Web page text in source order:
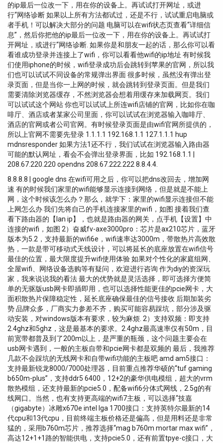
的ip最后一位改一下，用在你的设备上。再试试打开网址，或进
行“网络诊断 如果以上所有方法都试过，还是不行，试试重启电脑或
者手机！可以解决大部分的问题 电脑可以在wifi状态页查看“详细信
息”，然后你把他的ip最后一位改一下，用在你的设备上。再试试打
开网址，或进行“网络诊断. 如果你是和朋友一起的话，那么你可以看
看谁成功登录并连接上了wifi，你可以看看他wifi的ip地址 有时候我
们使用iphone的时候，wifi登录成功后会跳转到苹果的官网，所以我
们也可以试试不同设备的常规弹出界面 很多时候，虽然没有弹出登
录页面，但是当你一上网的时候，就会跳转到登录页面。但是我们
需要清除浏览器缓存，不然浏览器会想着用缓存来加载网页。我们
可以试试这个网站 你也可以试试上所连wifi店铺的官网，比如你在咖
啡厅、酒店或者某家公司里面，你可以试试在浏览器输入咖啡厅、
酒店的官网或者公司官网。有时候登录页面是由wifi官网所提供的，
所以上官网不需要先登录 1.1.1.1 192.168.1.1 127.1.1.1 hup
mdnsresponder 如果方法1还不行，我们试试在浏览器输入路由器
可能的默认网址，看会不会弹出登录界面，比如 192.168.1.1 |
208.67.220.220 opendns 208.67.222.222 8.8.4.4.
8.8.8.8 | google dns 在wifi可用之后，你可以把dns改回去，增加网
速 有的时候我们家里的wifi能够显示连接到网络，但是就是不能上
网，这个时候该怎么办？那么，就学下：家里的wifi显示连接但不能
上网怎么办 我们先将自己的手机连接家里的wifi，如图 接着我们查
看下路由器的【lan ip】，也就是路由器的网关，点手机【设置】中
连接的wifi，如图 2）奋威fv-axe3000pro：芯片是ax210芯片，蓝牙
版本为5.2，支持最新的wifi6e，wifi速率达3000m，带散热片高效散
热，一款是带可移动式天线设计，可以将延长的底座放置在wifi信号
最佳的位置，最大限度提升wifi使用体验 如果对个性化的家庭组网、
全屋wifi、网络设备选购等有疑问，欢迎进行咨询 作为diy的资深玩
家，我来说说我的看法 最大的优势就是灵活选择，即可选择方便简
单的无驱版usb网卡即插即用，也可以选择性能更佳的pcie网卡，大
面积散热片保障稳定性，延长底座确保最佳的信号接收 后期加装劣
势 品牌众多，厂商实力参差不齐，购买可能容易踩坑，部分涉及驱
动安装，对windows版本有要求，较为麻烦. 2）支持双频：即支持
2.4ghz和5ghz，这是最基本的要求。2.4ghz最高速率仅有50m，目
前宽带都普及到了200m以上，是严重的瓶颈，这个问题主要会在
usb网卡遇到，一般的主板自带和pcie网卡都是双频的 最后，我推荐
几款不会踩坑的无线网卡和自带wifi功能的主板吧 amd am5接口：
支持最新锐龙8000/7000处理器，目前重点推荐华硕的“tuf gaming
b650m-plus”，支持ddr5 6400，12+2的豪华供电模组，超大的vrm
散热模组，还支持最新的pcie5.0，配备wifi6分体式网线，2.5g的有
线网口。当然，也有支持更高端的wifi7主板，可以选择“技嘉
（gigabyte）冰雕x670e intel lga 1700接口：支持英特尔最新的14
代cpu和13代cpu，目前终端主板价格还是偏高，但是用料还是非常
猛的，采用b760m芯片，推荐选择“mag b760m mortar max wifi”，
高达12+1+1路的智能供电，支持pcie5.0，还有前置tpye-c接口，大